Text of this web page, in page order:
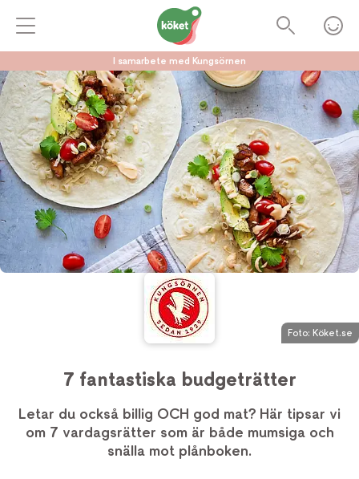
I samarbete med Kungsörnen
Foto: Köket.se
7 fantastiska budgeträtter
Letar du också billig OCH god mat? Här tipsar vi
om 7 vardagsrätter som är både mumsiga och
snälla mot plånboken.